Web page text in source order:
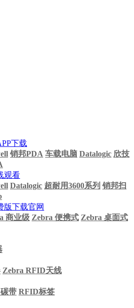
下载
销邦PDA 车载电脑 Datalogic 欣技
观看
Datalogic 超耐用3600系列 销邦扫
版下载官网
商业级 Zebra 便携式 Zebra 桌面式
Zebra RFID天线
带 RFID标签